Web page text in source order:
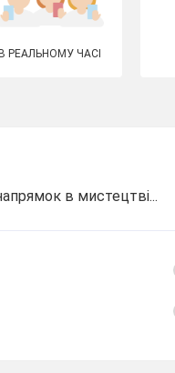
В РЕАЛЬНОМУ ЧАСІ
в мистецтві...